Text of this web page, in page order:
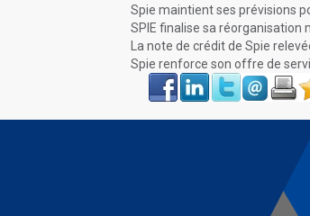
Spie maintient ses prévisions
SPIE finalise sa réorganisation
La note de crédit de Spie
Spie renforce son offre de
Face
book
LinkIn Twitter Envoyer Imprimer